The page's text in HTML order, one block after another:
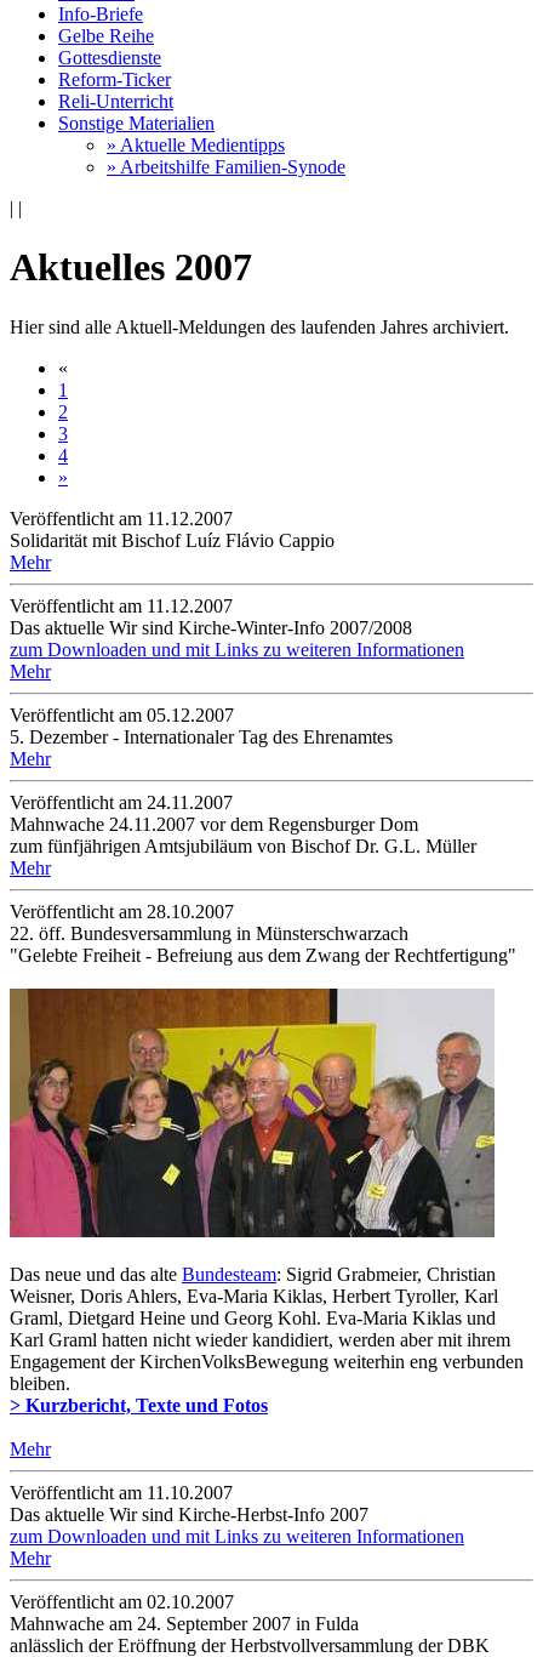
Info-Briefe
Gelbe Reihe
Gottesdienste
Reform-Ticker
Reli-Unterricht
Sonstige Materialien
» Aktuelle Medientipps
» Arbeitshilfe Familien-Synode
| |
Aktuelles 2007
Hier sind alle Aktuell-Meldungen des laufenden Jahres archiviert.
«
1
2
3
4
»
Veröffentlicht am 11­.12.2007
Solidarität mit Bischof Luíz Flávio Cappio
Mehr
Veröffentlicht am 11­.12.2007
Das aktuelle Wir sind Kirche-Winter-Info 2007/2008
zum Downloaden und mit Links zu weiteren Informationen
Mehr
Veröffentlicht am 05­.12.2007
5. Dezember - Internationaler Tag des Ehrenamtes
Mehr
Veröffentlicht am 24­.11.2007
Mahnwache 24.11.2007 vor dem Regensburger Dom
zum fünfjährigen Amtsjubiläum von Bischof Dr. G.L. Müller
Mehr
Veröffentlicht am 28­.10.2007
22. öff. Bundesversammlung in Münsterschwarzach
"Gelebte Freiheit - Befreiung aus dem Zwang der Rechtfertigung"
Das neue und das alte Bundesteam: Sigrid Grabmeier, Christian
Weisner, Doris Ahlers, Eva-Maria Kiklas, Herbert Tyroller, Karl
Graml, Dietgard Heine und Georg Kohl. Eva-Maria Kiklas und
Karl Graml hatten nicht wieder kandidiert, werden aber mit ihrem
Engagement der KirchenVolksBewegung weiterhin eng verbunden
bleiben.
> Kurzbericht, Texte und Fotos
Mehr
Veröffentlicht am 11­.10.2007
Das aktuelle Wir sind Kirche-Herbst-Info 2007
zum Downloaden und mit Links zu weiteren Informationen
Mehr
Veröffentlicht am 02­.10.2007
Mahnwache am 24. September 2007 in Fulda
anlässlich der Eröffnung der Herbstvollversammlung der DBK